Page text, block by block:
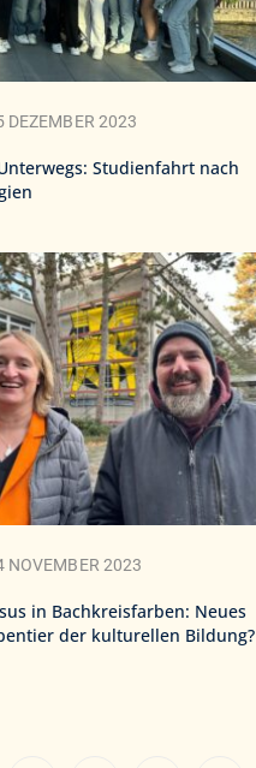
DEZEMBER 2023
Studienfahrt nach
NOVEMBER 2023
in Bachkreisfarben: Neues
der kulturellen Bildung?